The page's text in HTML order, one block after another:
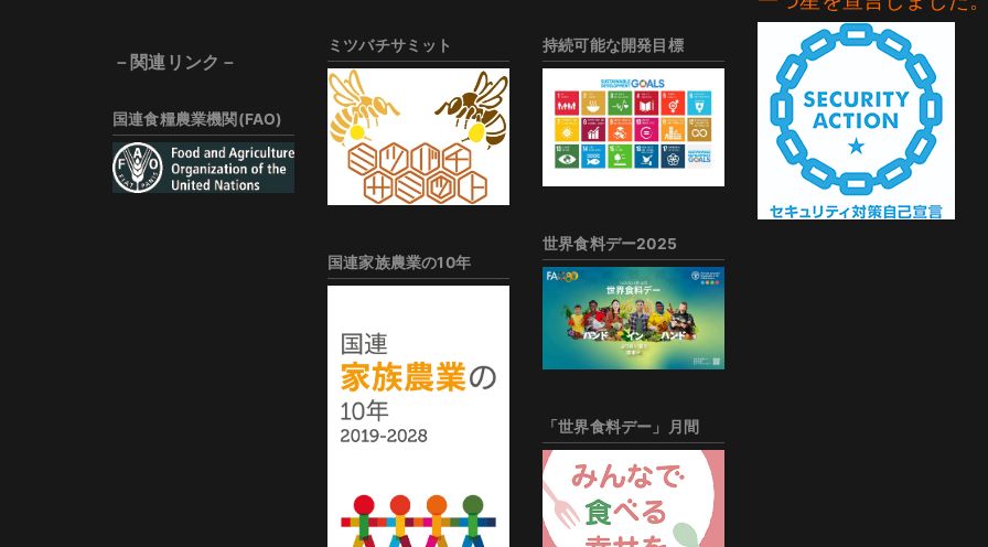
－関連リンク－
国連食糧農業機関(FAO)
ミツバチサミット
国連家族農業の10年
持続可能な開発目標
世界食料デー2025
「世界食料デー」月間